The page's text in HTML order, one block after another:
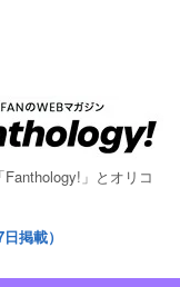
」とオリコ
掲載）